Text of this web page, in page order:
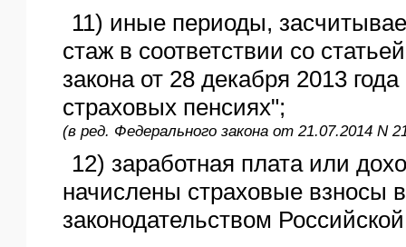
11) иные периоды,
стаж в соответствии со
закона от 28 декабря 2013
страховых пенсиях";
(в ред. Федерального закона от 21.07.2014 N
12) заработная плата или
начислены страховые взносы
законодательством